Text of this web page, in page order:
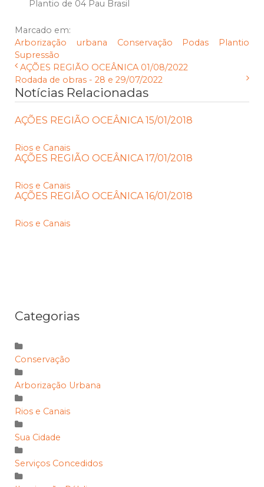
Plantio de 04 Pau Brasil
Marcado em:
Arborização urbana
Conservação Podas
Plantio
Supressão
AÇÕES REGIÃO OCEÂNICA 01/08/2022
Rodada de obras - 28 e 29/07/2022
Notícias Relacionadas
AÇÕES REGIÃO OCEÂNICA 15/01/2018
Rios e Canais
AÇÕES REGIÃO OCEÂNICA 17/01/2018
Rios e Canais
AÇÕES REGIÃO OCEÂNICA 16/01/2018
Rios e Canais
Categorias
Conservação
Arborização Urbana
Rios e Canais
Sua Cidade
Serviços Concedidos